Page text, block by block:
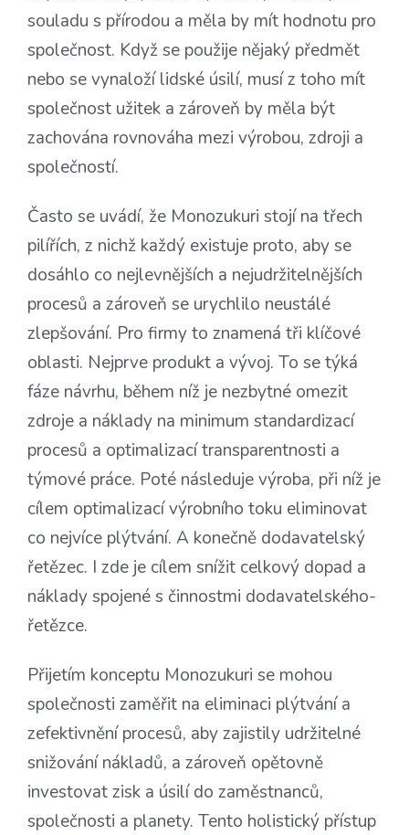
souladu s přírodou a měla by mít hodnotu pro
společnost. Když se použije nějaký předmět
nebo se vynaloží lidské úsilí, musí z toho mít
společnost užitek a zároveň by měla být
zachována rovnováha mezi výrobou, zdroji a
společností.
Často se uvádí, že Monozukuri stojí na třech
pilířích, z nichž každý existuje proto, aby se
dosáhlo co nejlevnějších a nejudržitelnějších
procesů a zároveň se urychlilo neustálé
zlepšování. Pro firmy to znamená tři klíčové
oblasti. Nejprve produkt a vývoj. To se týká
fáze návrhu, během níž je nezbytné omezit
zdroje a náklady na minimum standardizací
procesů a optimalizací transparentnosti a
týmové práce. Poté následuje výroba, při níž je
cílem optimalizací výrobního toku eliminovat
co nejvíce plýtvání. A konečně dodavatelský
řetězec. I zde je cílem snížit celkový dopad a
náklady spojené s činnostmi dodavatelského­
řetězce.
Přijetím konceptu Monozukuri se mohou
společnosti zaměřit na eliminaci plýtvání a
zefektivnění procesů, aby zajistily udržitelné
snižování nákladů, a zároveň opětovně
investovat zisk a úsilí do zaměstnanců,
společnosti a planety. Tento holistický přístup